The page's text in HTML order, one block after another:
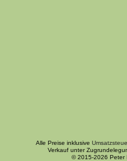
Alle Preise inklusive
Verkauf unter
© 2015-2026 Peter